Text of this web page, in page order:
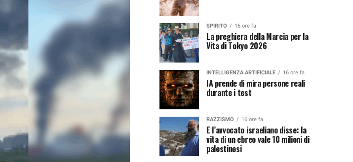
SPIRITO 16 ore fa
La preghiera della Marcia per la
Vita di Tokyo 2026
INTELLIGENZA ARTIFICIALE 16 ore fa
IA prende di mira persone reali
durante i test
RAZZISMO 16 ore fa
E l’avvocato israeliano disse: la
vita di un ebreo vale 10 milioni di
palestinesi